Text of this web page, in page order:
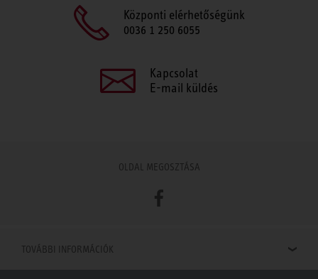
Központi elérhetőségünk
0036 1 250 6055
Kapcsolat
E-mail küldés
OLDAL MEGOSZTÁSA
Facebook
TOVÁBBI INFORMÁCIÓK